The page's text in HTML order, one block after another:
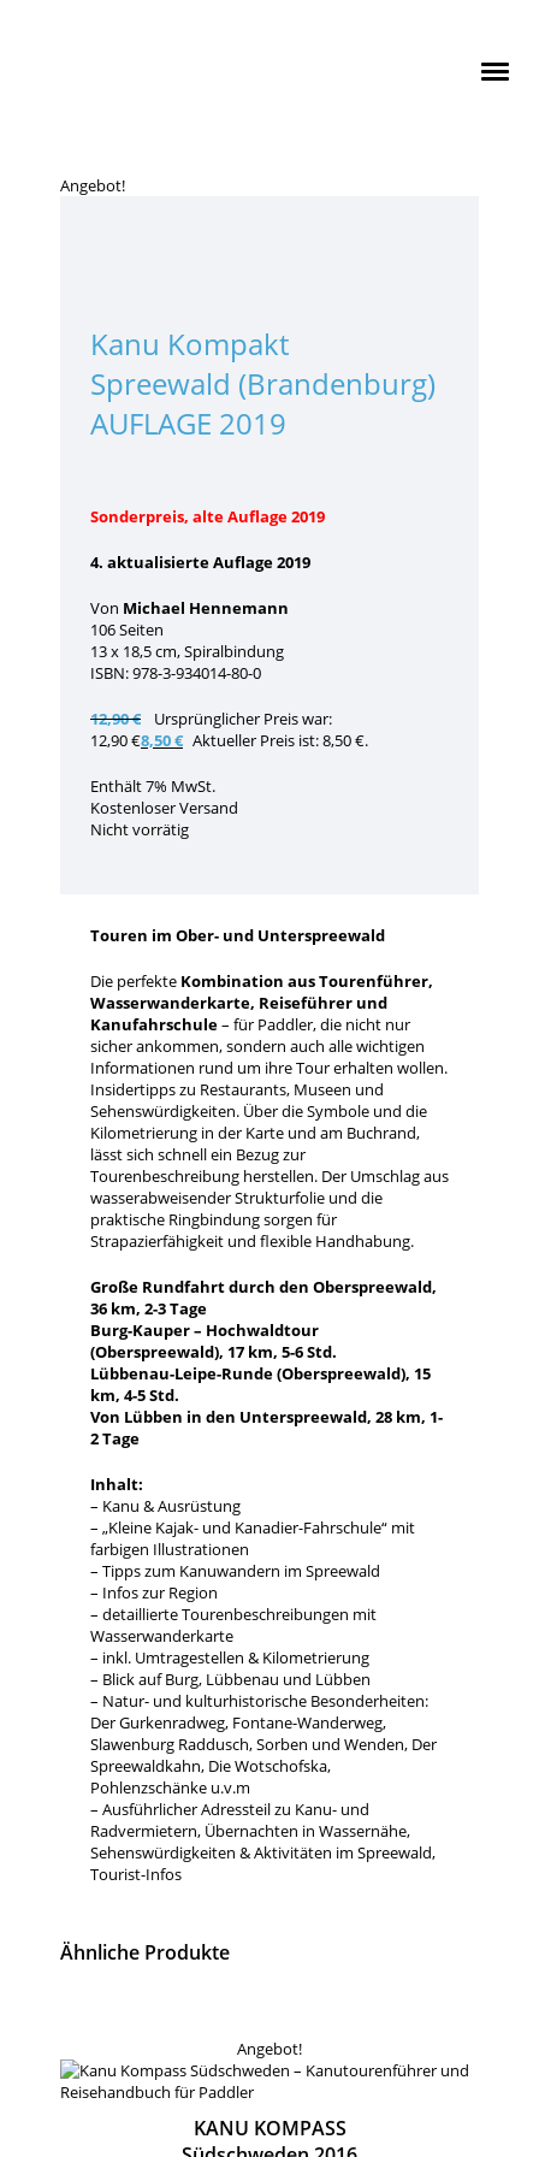
Angebot!
Kanu Kompakt
Spreewald (Brandenburg)
AUFLAGE 2019
Sonderpreis, alte Auflage 2019
4. aktualisierte Auflage 2019
Von Michael Hennemann
106 Seiten
13 x 18,5 cm, Spiralbindung
ISBN: 978-3-934014-80-0
12,90€
Ursprünglicher Preis war:
12,90 €8,50€ Aktueller Preis ist: 8,50 €.
Enthält 7% MwSt.
Kostenloser Versand
Nicht vorrätig
Touren im Ober- und Unterspreewald
Die perfekte Kombination aus Tourenführer,
Wasserwanderkarte, Reiseführer und
Kanufahrschule– für Paddler, die nicht nur
sicher ankommen, sondern auch alle wichtigen
Informationen rund um ihre Tour erhalten wollen.
Insidertipps zu Restaurants, Museen und
Sehenswürdigkeiten. Über die Symbole und die
Kilometrierung in der Karte und am Buchrand,
lässt sich schnell ein Bezug zur
Tourenbeschreibung herstellen. Der Umschlag aus
wasserabweisender Strukturfolie und die
praktische Ringbindung sorgen für
Strapazierfähigkeit und flexible Handhabung.
Große Rundfahrt durch den Oberspreewald,
36 km, 2-3 Tage
Burg-Kauper – Hochwaldtour
(Oberspreewald), 17 km, 5-6 Std.
Lübbenau-Leipe-Runde (Oberspreewald), 15
km, 4-5 Std.
Von Lübben in den Unterspreewald, 28 km, 1-
2 Tage
Inhalt:
– Kanu & Ausrüstung
– „Kleine Kajak- und Kanadier-Fahrschule“ mit
farbigen Illustrationen
– Tipps zum Kanuwandern im Spreewald
– Infos zur Region
– detaillierte Tourenbeschreibungen mit
Wasserwanderkarte
– inkl. Umtragestellen & Kilometrierung
– Blick auf Burg, Lübbenau und Lübben
– Natur- und kulturhistorische Besonderheiten:
Der Gurkenradweg, Fontane-Wanderweg,
Slawenburg Raddusch, Sorben und Wenden, Der
Spreewaldkahn, Die Wotschofska,
Pohlenzschänke u.v.m
– Ausführlicher Adressteil zu Kanu- und
Radvermietern, Übernachten in Wassernähe,
Sehenswürdigkeiten & Aktivitäten im Spreewald,
Tourist-Infos
Ähnliche Produkte
Angebot!
KANU KOMPASS